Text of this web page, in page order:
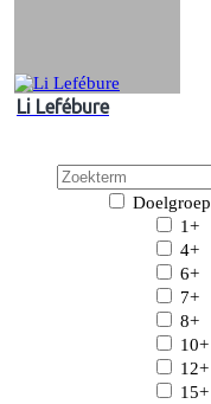
Li Lefébure
Doelgroep
1+
4+
6+
7+
8+
10+
12+
15+